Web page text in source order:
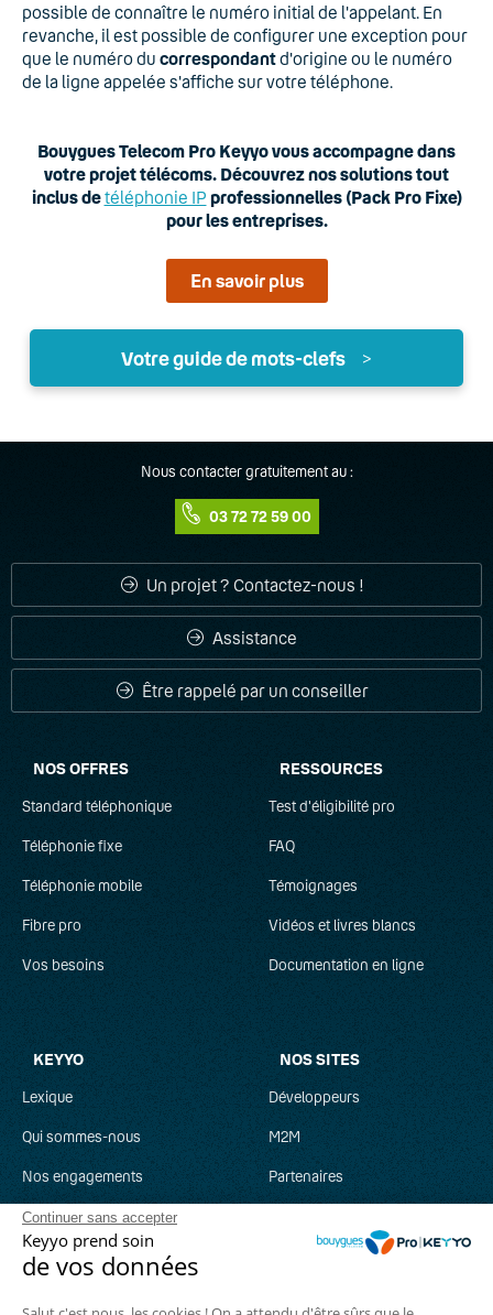
Continuer sans accepter
Keyyo prend soin
de vos données
Votre guide de mots-clefs >
Accueil téléphonique
Adaptateur ATA
ADSL
Appels simultanés
B
C
Centrex
Communications unifiées
D
DECT
E
Eligibilité
possible de connaître le numéro initial de l'appelant. En
revanche, il est possible de configurer une exception pour
que le numéro du correspondantd'origine ou le numéro
de la ligne appelée s'affiche sur votre téléphone.
Bouygues Telecom Pro Keyyo vous accompagne dans
votre projet télécoms. Découvrez nos solutions tout
inclus detéléphonie IP professionnelles (Pack Pro Fixe)
pour les entreprises.
En savoir plus
Nous contacter gratuitement au :
03 72 72 59 00
Un projet ? Contactez-nous !
Assistance
Être rappelé par un conseiller
NOS OFFRES
Standard téléphonique
Téléphonie fixe
Téléphonie mobile
Fibre pro
Vos besoins
RESSOURCES
Test d'éligibilité pro
FAQ
Témoignages
Vidéos et livres blancs
Documentation en ligne
KEYYO
Lexique
Qui sommes-nous
Nos engagements
Recrutement
Parrainage
NOS SITES
Développeurs
M2M
Partenaires